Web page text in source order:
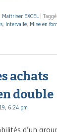
Maîtriser EXCEL Taggé
, Intervalle, Mise en
achats
double
6:24 pm
d’un